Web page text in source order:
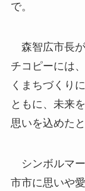
で。
森智広市長
チコピーには
くまちづくり
ともに、未来
思いを込めたと
シンボルマー
市市に思いや